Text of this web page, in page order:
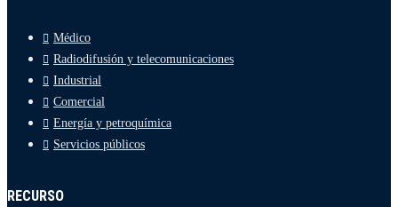
Médico
Radiodifusión y telecomunicaciones
Industrial
Comercial
Energía y petroquímica
Servicios públicos
RECURSO